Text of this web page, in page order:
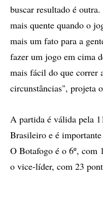
buscar resultado é
mais quente quando o
mais um fato para a
fazer um jogo em cima
mais fácil do que correr
circunstâncias", projeta
A partida é válida pela
Brasileiro e é
O Botafogo é o 6º, com
o vice-líder, com 23